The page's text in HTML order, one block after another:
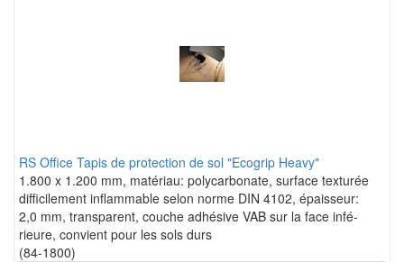
RS Office Tapis de protection de sol "Ecogrip Heavy"
1.800 x 1.200 mm, matériau: polycarbonate, surface texturée
difficilement inflammable selon norme DIN 4102, épaisseur:
2,0 mm, transparent, couche adhésive VAB sur la face infé-
rieure, convient pour les sols durs
(84-1800)